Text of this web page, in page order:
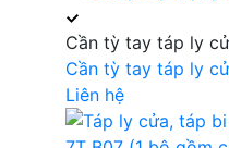
Cần tỳ tay táp ly
Cần tỳ tay táp ly
Liên hệ